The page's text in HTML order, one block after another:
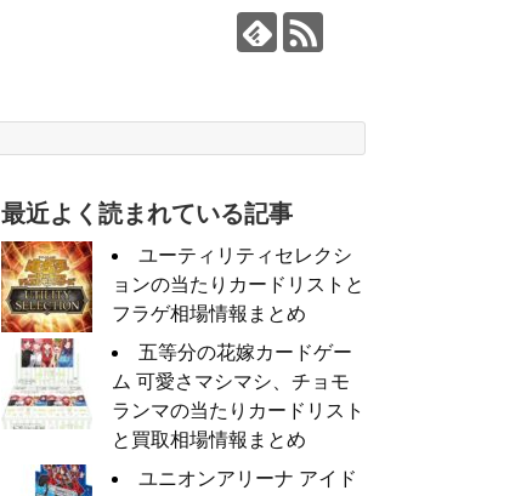
最近よく読まれている記事
ユーティリティセレクシ
ョンの当たりカードリストと
フラゲ相場情報まとめ
五等分の花嫁カードゲー
ム 可愛さマシマシ、チョモ
ランマの当たりカードリスト
と買取相場情報まとめ
ユニオンアリーナ アイド